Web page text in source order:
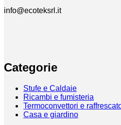
info@ecoteksrl.it
Categorie
Stufe e Caldaie
Ricambi e fumisteria
Termoconvettori e
Casa e giardino